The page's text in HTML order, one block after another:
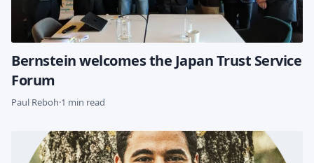
Bernstein welcomes the Japan Trust Service
Forum
Paul Reboh·1 min read